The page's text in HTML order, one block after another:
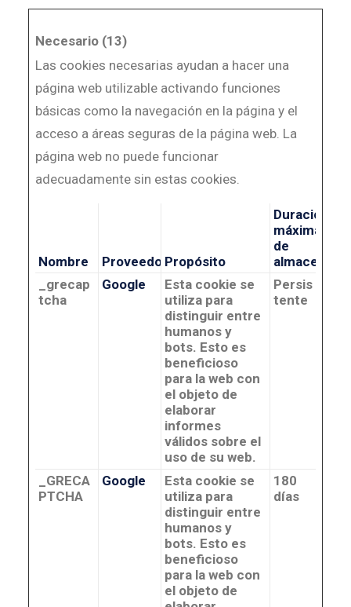
Necesario (13)
Las cookies necesarias ayudan a hacer una
página web utilizable activando funciones
básicas como la navegación en la página y el
acceso a áreas seguras de la página web. La
página web no puede funcionar
adecuadamente sin estas cookies.
Nombre ProveedorPropósito
Duración
máxima
de
_grecap
tcha
Google
Esta cookie se
utiliza para
distinguir entre
humanos y
bots. Esto es
beneficioso
para la web con
el objeto de
elaborar
informes
válidos sobre el
uso de su web.
Persis
tente
_GRECA
PTCHA
Google
Esta cookie se
utiliza para
distinguir entre
humanos y
bots. Esto es
beneficioso
para la web con
el objeto de
180
días